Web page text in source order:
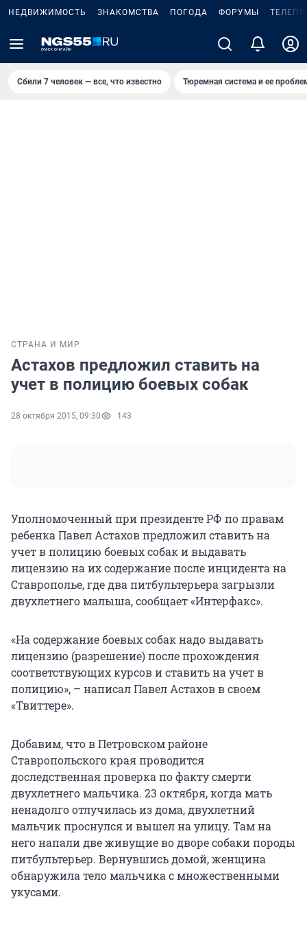
НЕДВИЖИМОСТЬ ЗНАКОМСТВА ПОГОДА ФОРУМЫ
Сбили 7 человек — все, что известно Тюремная система и ее
СТРАНА И МИР
Астахов предложил ставить на
учет в полицию боевых собак
28 октября 2015, 09:30 143
Уполномоченный при президенте РФ по правам
ребенка Павел Астахов предложил ставить на
учет в полицию боевых собак и выдавать
лицензию на их содержание после инцидента на
Ставрополье, где два питбультерьера загрызли
двухлетнего малыша, сообщает «Интерфакс».
«На содержание боевых собак надо выдавать
лицензию (разрешение) после прохождения
соответствующих курсов и ставить на учет в
полицию», – написал Павел Астахов в своем
«Твиттере».
Добавим, что в Петровском районе
Ставропольского края проводится
доследственная проверка по факту смерти
двухлетнего мальчика. 23 октября, когда мать
ненадолго отлучилась из дома, двухлетний
мальчик проснулся и вышел на улицу. Там на
него напали две живущие во дворе собаки породы
питбультерьер. Вернувшись домой, женщина
обнаружила тело мальчика с множественными
укусами.